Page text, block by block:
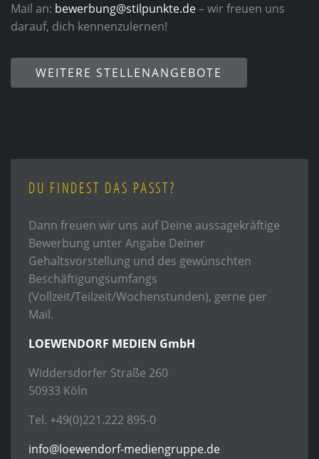
Mail an: bewerbung@stilpunkte.de– wir freuen uns
darauf, dich kennenzulernen!
WEITERE STELLENANGEBOTE
DU FINDEST DAS PASST?
Dann freuen wir uns auf Deine aussagekräftige
Bewerbung unter Angabe Deiner
Gehaltsvorstellung und des gewünschten
Beschäftigungsumfangs
(Vollzeit/Teilzeit/Wochenstunden), gerne per
Mail.
LOEWENDORF MEDIEN GmbH
Widdersdorfer Straße 260
50933 Köln
Tel. +49(0)221.222 895-0
info@loewendorf-mediengruppe.de